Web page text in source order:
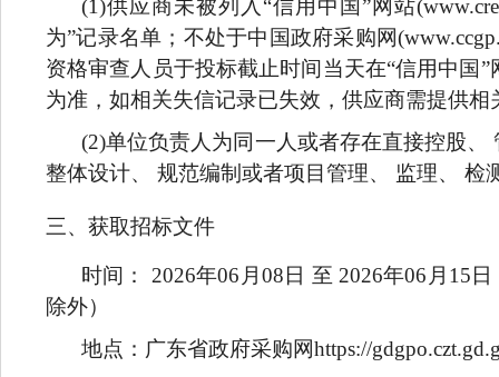
(1)供应商未被列入“信用中国”网站
为”记录名单；不处于中国政府采购网
资格审查人员于投标截止时间当天在“信用中国”
为准，如相关失信记录已失效，供应商需提供相
(2)单位负责人为同一人或者存在直接控股
整体设计、 规范编制或者项目管理、 监理、
三、获取招标文件
时间： 2026年06月08日 至 2026年06月15
除外）
地点：广东省政府采购网https://